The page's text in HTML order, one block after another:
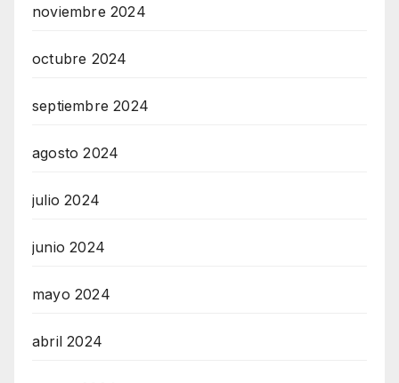
noviembre 2024
octubre 2024
septiembre 2024
agosto 2024
julio 2024
junio 2024
mayo 2024
abril 2024